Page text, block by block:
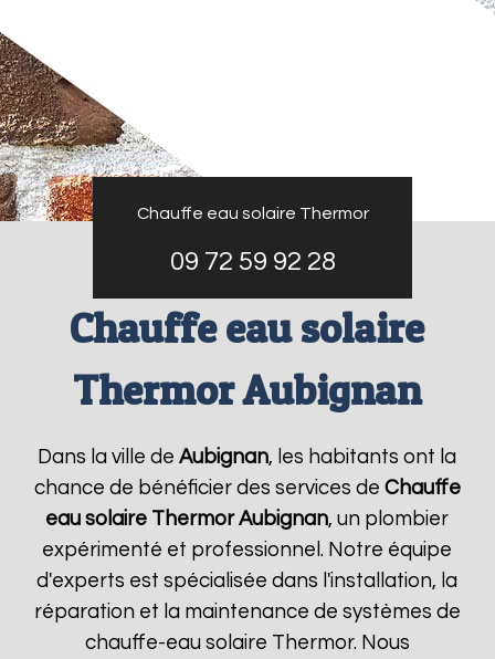
Chauffe eau solaire Thermor
09 72 59 92 28
Chauffe eau solaire
Thermor Aubignan
Dans la ville deAubignan, les habitants ont la
chance de bénéficier des services de Chauffe
eau solaire Thermor Aubignan, un plombier
expérimenté et professionnel. Notre équipe
d'experts est spécialisée dans l'installation, la
réparation et la maintenance de systèmes de
chauffe-eau solaire Thermor. Nous